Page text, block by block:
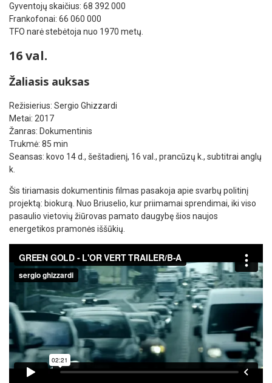
Gyventojų skaičius: 68 392 000
Frankofonai: 66 060 000
TFO narė stebėtoja nuo 1970 metų.
16 val.
Žaliasis auksas
Režisierius: Sergio Ghizzardi
Metai: 2017
Žanras: Dokumentinis
Trukmė: 85 min
Seansas: kovo 14 d., šeštadienį, 16 val., prancūzų k., subtitrai anglų
k.
Šis tiriamasis dokumentinis filmas pasakoja apie svarbų politinį
projektą: biokurą. Nuo Briuselio, kur priimamai sprendimai, iki viso
pasaulio vietovių žiūrovas pamato daugybę šios naujos
energetikos pramonės iššūkių.